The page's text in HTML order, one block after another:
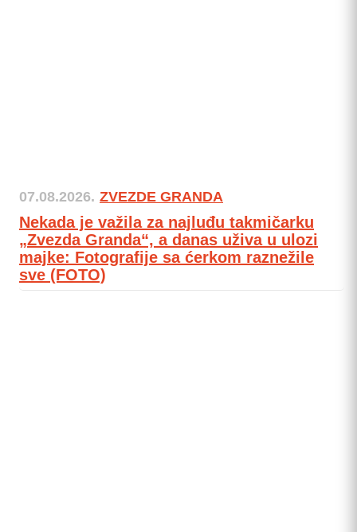
07.08.2026. ZVEZDE GRANDA
Nekada je važila za najluđu takmičarku
„Zvezda Granda“, a danas uživa u ulozi
majke: Fotografije sa ćerkom raznežile
sve (FOTO)